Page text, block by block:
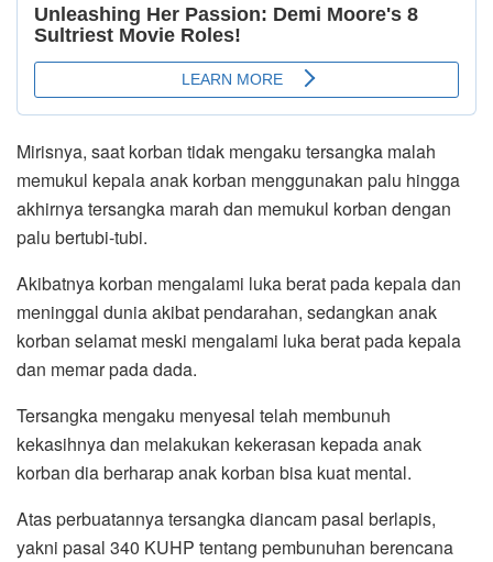
Mirisnya, saat korban tidak mengaku tersangka malah
memukul kepala anak korban menggunakan palu hingga
akhirnya tersangka marah dan memukul korban dengan
palu bertubi-tubi.
Akibatnya korban mengalami luka berat pada kepala dan
meninggal dunia akibat pendarahan, sedangkan anak
korban selamat meski mengalami luka berat pada kepala
dan memar pada dada.
Tersangka mengaku menyesal telah membunuh
kekasihnya dan melakukan kekerasan kepada anak
korban dia berharap anak korban bisa kuat mental.
Atas perbuatannya tersangka diancam pasal berlapis,
yakni pasal 340 KUHP tentang pembunuhan berencana